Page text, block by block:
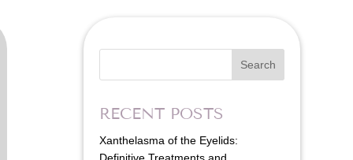
Search
RECENT POSTS
Xanthelasma of the Eyelids:
Definitive Treatments and